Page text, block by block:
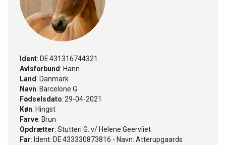
Ident: DE 431316744321
Avlsforbund: Hann
Land: Danmark
Navn: Barcelone G
Fødselsdato: 29-04-2021
Køn: Hingst
Farve: Brun
Opdrætter: Stutteri G. v/ Helene Geervliet
Far: Ident: DE 433330873816 - Navn: Atterupgaards